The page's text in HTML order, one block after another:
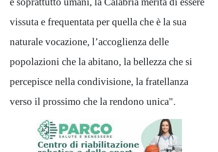
vissuta e frequentata per quella che è la sua
naturale vocazione, l’accoglienza delle
popolazioni che la abitano, la bellezza che si
percepisce nella condivisione, la fratellanza
verso il prossimo che la rendono unica".